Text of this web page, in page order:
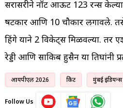
सरासरीने नॉट आऊट 123 रन्स
षटकार आणि 10 चौकार लगावले.
हिंगे याने 2 विकेट्स मिळवल्या. तर
रेड्डी आणि साकिब हुसैन या तिघांनी
आयपीएल 2026 क्रिकेट मुंबई इंडियन्स
Follow Us